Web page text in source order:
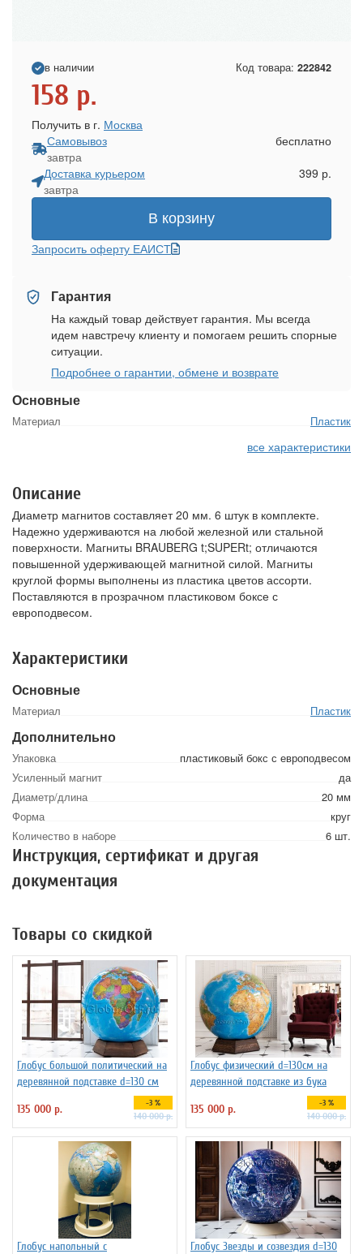
Основные
Материал Пластик
все характеристики
в наличии Код товара: 222842
158 р.
Получить в г. Москва
Самовывоз
завтра
бесплатно
Доставка курьером
завтра
399 р.
В корзину
Запросить оферту ЕАИСТ
Гарантия
На каждый товар действует гарантия. Мы всегда
идем навстречу клиенту и помогаем решить спорные
ситуации.
Подробнее о гарантии, обмене и возврате
Описание
Диаметр магнитов составляет 20 мм. 6 штук в комплекте.
Надежно удерживаются на любой железной или стальной
поверхности. Магниты BRAUBERG t;SUPERt; отличаются
повышенной удерживающей магнитной силой. Магниты
круглой формы выполнены из пластика цветов ассорти.
Поставляются в прозрачном пластиковом боксе с
европодвесом.
Характеристики
Основные
Материал Пластик
Дополнительно
Упаковка
пластиковый бокс с европодвесом
Усиленный магнит
да
Диаметр/длина
20 мм
Форма
круг
Количество в наборе
6 шт.
Инструкция, сертификат и другая
документация
Товары со скидкой
Глобус большой политический на
деревянной подставке d=130 см
135 000 р.
-3 %
140 000 р.
Глобус физический d=130см на
деревянной подставке из бука
135 000 р.
-3 %
140 000 р.
Глобус напольный с
Глобус Звезды и созвездия d=130